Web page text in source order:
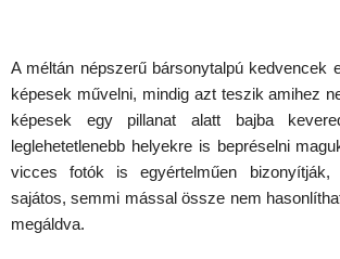
A méltán népszerű bársonytalpú kedvencek
képesek művelni, mindig azt teszik amihez
képesek egy pillanat alatt bajba
leglehetetlenebb helyekre is bepréselni
vicces fotók is egyértelműen
sajátos, semmi mással össze nem
megáldva.